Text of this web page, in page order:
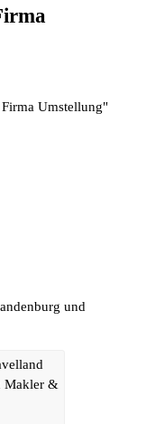
Umstellung"
und